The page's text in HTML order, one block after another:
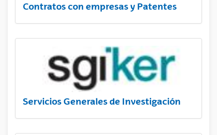
Contratos con empresas y Patentes
Servicios Generales de Investigación